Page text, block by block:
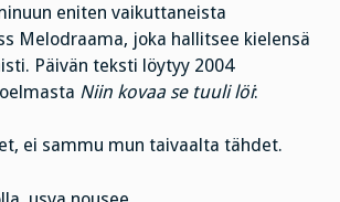
eniten vaikuttaneista
Melodraama, joka hallitsee kielensä
Päivän teksti löytyy 2004
Niin kovaa se tuuli löi:
ei sammu mun taivaalta tähdet.